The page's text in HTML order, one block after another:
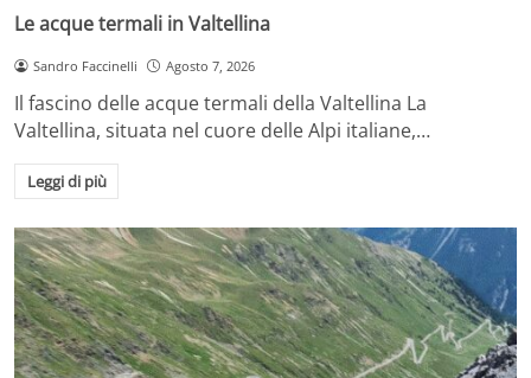
Le acque termali in Valtellina
Sandro Faccinelli Agosto 7, 2026
Il fascino delle acque termali della Valtellina La
Valtellina, situata nel cuore delle Alpi italiane,…
Leggi di più